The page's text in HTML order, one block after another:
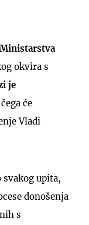
okvira s
je
će
Vladi
upita,
donošenja
s